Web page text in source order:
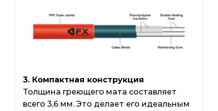
3. Компактная конструкция
Толщина греющего мата составляет
всего 3,6 мм. Это делает его идеальным